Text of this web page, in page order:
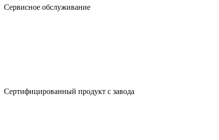
Сервисное обслуживание
Сертифицированный продукт с завода